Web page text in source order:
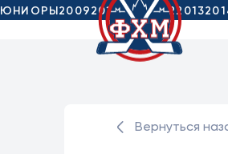
ЮНИОРЫ20092010201120122013
Вернуться